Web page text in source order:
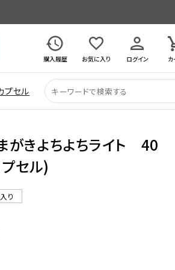
購入履歴
お気に入り ログイン カ
プセル
がきよちよちライト 40
セル)
り